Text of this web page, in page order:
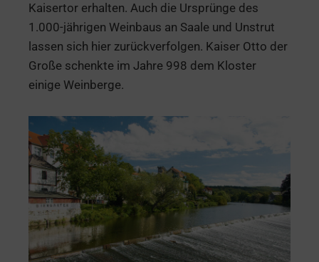
Kaisertor erhalten. Auch die Ursprünge des
1.000-jährigen Weinbaus an Saale und Unstrut
lassen sich hier zurückverfolgen. Kaiser Otto der
Große schenkte im Jahre 998 dem Kloster
einige Weinberge.